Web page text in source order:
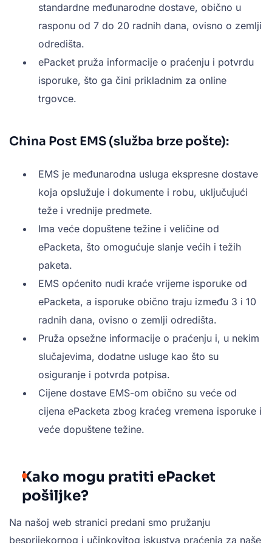
standardne međunarodne dostave, obično u
rasponu od 7 do 20 radnih dana, ovisno o zemlji
odredišta.
ePacket pruža informacije o praćenju i potvrdu
isporuke, što ga čini prikladnim za online
trgovce.
China Post EMS (služba brze pošte):
EMS je međunarodna usluga ekspresne dostave
koja opslužuje i dokumente i robu, uključujući
teže i vrednije predmete.
Ima veće dopuštene težine i veličine od
ePacketa, što omogućuje slanje većih i težih
paketa.
EMS općenito nudi kraće vrijeme isporuke od
ePacketa, a isporuke obično traju između 3 i 10
radnih dana, ovisno o zemlji odredišta.
Pruža opsežne informacije o praćenju i, u nekim
slučajevima, dodatne usluge kao što su
osiguranje i potvrda potpisa.
Cijene dostave EMS-om obično su veće od
cijena ePacketa zbog kraćeg vremena isporuke i
veće dopuštene težine.
Kako mogu pratiti ePacket
pošiljke?
Na našoj web stranici predani smo pružanju
besprijekornog i učinkovitog iskustva praćenja za naše